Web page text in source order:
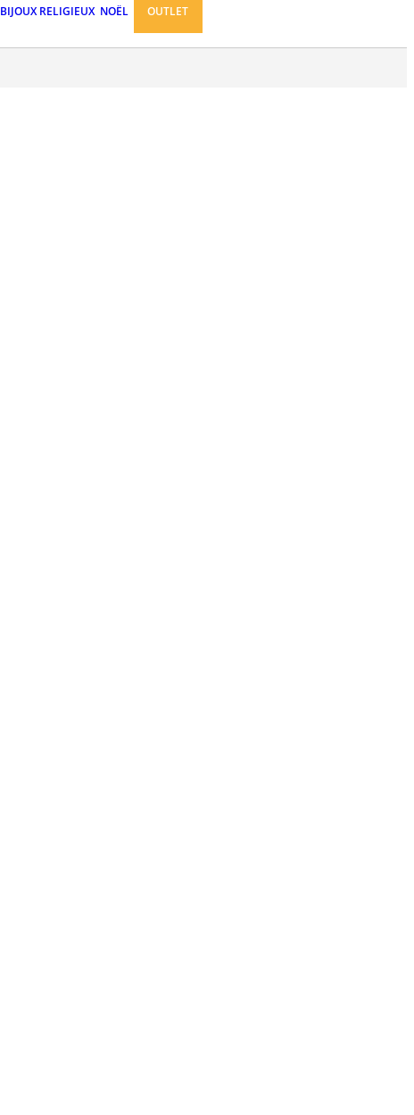
BIJOUX RELIGIEUX NOËL OUTLET